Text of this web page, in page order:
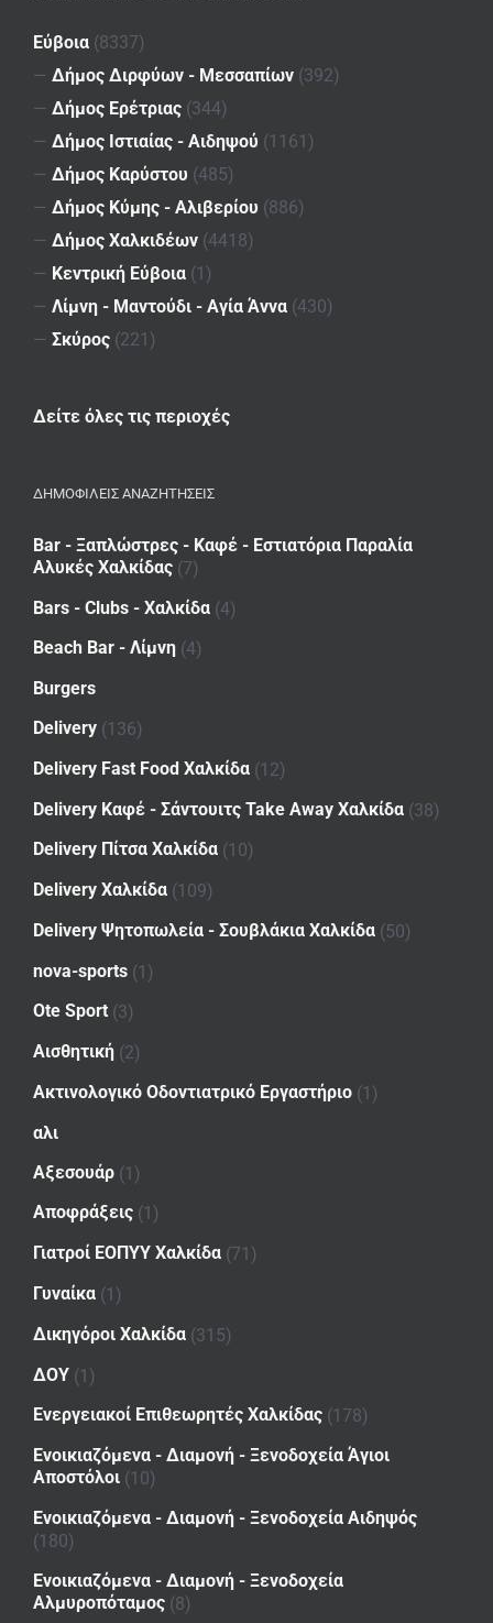
Εύβοια (8337)
— Δήμος Διρφύων - Μεσσαπίων (392)
— Δήμος Ερέτριας (344)
— Δήμος Ιστιαίας - Αιδηψού (1161)
— Δήμος Καρύστου (485)
— Δήμος Κύμης - Αλιβερίου (886)
— Δήμος Χαλκιδέων (4418)
— Κεντρική Εύβοια (1)
— Λίμνη - Μαντούδι - Αγία Άννα (430)
— Σκύρος (221)
Δείτε όλες τις περιοχές
ΔΗΜΟΦΙΛΕΙΣ ΑΝΑΖΗΤΗΣΕΙΣ
Bar - Ξαπλώστρες - Καφέ - Εστιατόρια Παραλία
Αλυκές Χαλκίδας (7)
Bars - Clubs - Χαλκίδα (4)
Beach Bar - Λίμνη (4)
Burgers
Delivery (136)
Delivery Fast Food Χαλκίδα (12)
Delivery Καφέ - Σάντουιτς Take Away Χαλκίδα (38)
Delivery Πίτσα Χαλκίδα (10)
Delivery Χαλκίδα (109)
Delivery Ψητοπωλεία - Σουβλάκια Χαλκίδα (50)
nova-sports (1)
Ote Sport (3)
Αισθητική (2)
Ακτινολογικό Οδοντιατρικό Εργαστήριο (1)
αλι
Αξεσουάρ (1)
Αποφράξεις (1)
Γιατροί ΕΟΠΥΥ Χαλκίδα (71)
Γυναίκα (1)
Δικηγόροι Χαλκίδα (315)
ΔΟΥ (1)
Ενεργειακοί Επιθεωρητές Χαλκίδας (178)
Ενοικιαζόμενα - Διαμονή - Ξενοδοχεία Άγιοι
Αποστόλοι (10)
Ενοικιαζόμενα - Διαμονή - Ξενοδοχεία Αιδηψός
(180)
Ενοικιαζόμενα - Διαμονή - Ξενοδοχεία
Αλμυροπόταμος (8)